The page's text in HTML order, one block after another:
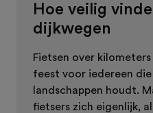
Hoe veilig
dijkwegen
Fietsen over
feest voor iedereen
landschappen houdt.
fietsers zich eigenlijk,